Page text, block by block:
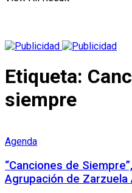
Etiqueta:
siempre
Agenda
“Canciones de
Agrupación de Zarzuela